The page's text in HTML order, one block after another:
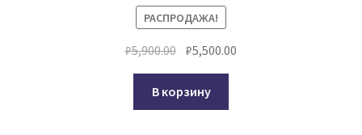
РАСПРОДАЖА!
₽5,900.00 Первоначальная
цена
составляла
₽5,900.00.
₽5,500.00
В корзину